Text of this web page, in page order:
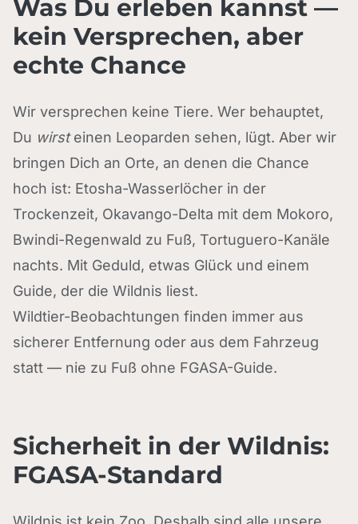
Was Du erleben kannst —
kein Versprechen, aber
echte Chance
Wir versprechen keine Tiere. Wer behauptet,
Du wirsteinen Leoparden sehen, lügt. Aber wir
bringen Dich an Orte, an denen die Chance
hoch ist: Etosha-Wasserlöcher in der
Trockenzeit, Okavango-Delta mit dem Mokoro,
Bwindi-Regenwald zu Fuß, Tortuguero-Kanäle
nachts. Mit Geduld, etwas Glück und einem
Guide, der die Wildnis liest.
Wildtier-Beobachtungen finden immer aus
sicherer Entfernung oder aus dem Fahrzeug
statt — nie zu Fuß ohne FGASA-Guide.
Sicherheit in der Wildnis:
FGASA-Standard